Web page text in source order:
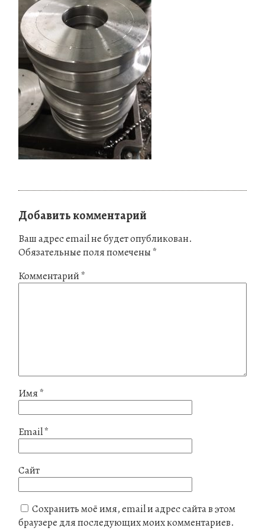
Добавить комментарий
Ваш адрес email не будет опубликован.
Обязательные поля помечены *
Комментарий *
Имя*
Email*
Сайт
Сохранить моё имя, email и адрес сайта в этом
браузере для последующих моих комментариев.